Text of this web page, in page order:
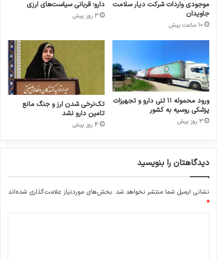
ا
گ
ر
ا
م
ر
و
ز
موجودی واردات شرکت دیار سلامت
جاویدان
10 ساعت پیش
دارو؛ قربانی سیاست‌های ارزی
3 روز پیش
ورود محموله ۱۱ تنی دارو و تجهیزات
پزشکی روسیه به کشور
3 روز پیش
تک‌نرخی شدن ارز و جنگ مانع
تامین دارو نشد
4 روز پیش
دیدگاهتان را بنویسید
نشانی ایمیل شما منتشر نخواهد شد. بخش‌های موردنیاز علامت‌گذاری شده‌اند
*